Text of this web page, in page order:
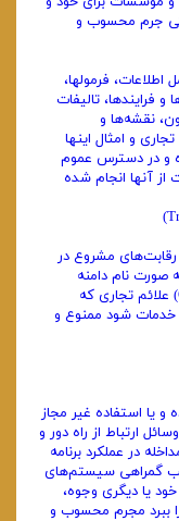
جرم محسوب و
فرمولها،
و فرایندها، تالیفات
نقشه‌ها و
و امثال اینها
و در دسترس عموم
از آنها انجام شده
مشروع در
صورت نام دامنه
(Domain Name) و یا هر نوع نمایش بر خط (Online) علائم تجاری که
شود ممنوع و
و یا استفاده غیر مجاز
ارتباط از راه دور و
در عملکرد برنامه
سبب گمراهی سیستم‌های
یا دیگری وجوه،
را ببرد مجرم محسوب و